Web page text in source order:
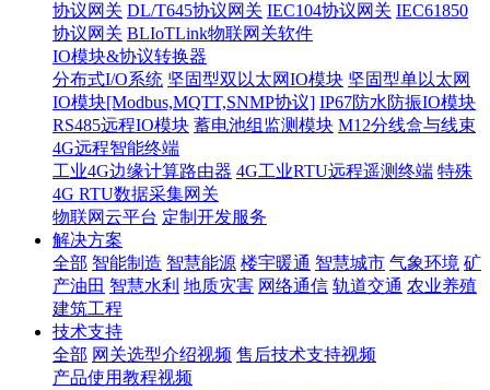
协议网关 DL/T645协议网关 IEC104协议网关 IEC61850
协议网关 BLIoTLink物联网关软件
IO模块&协议转换器
分布式I/O系统 坚固型双以太网IO模块 坚固型单以太网
IO模块[Modbus,MQTT,SNMP协议] IP67防水防振IO模块
RS485远程IO模块 蓄电池组监测模块 M12分线盒与线束
4G远程智能终端
工业4G边缘计算路由器 4G工业RTU远程遥测终端 特殊
4G RTU数据采集网关
物联网云平台 定制开发服务
解决方案
全部 智能制造 智慧能源 楼宇暖通 智慧城市 气象环境 矿
产油田 智慧水利 地质灾害 网络通信 轨道交通 农业养殖
建筑工程
技术支持
全部 网关选型介绍视频 售后技术支持视频
产品使用教程视频